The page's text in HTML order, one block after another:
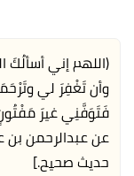
(اللهم إني أسألُكَ
وأن تَغْفِرَ لي
فَتَوَفَّنِي غيرَ
حديث صحيح.]